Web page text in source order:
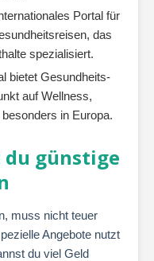
Portal für
das
spezialisiert.
bietet Gesundheits-
auf Wellness,
in Europa.
du günstige
muss nicht teuer
Angebote nutzt
du viel Geld